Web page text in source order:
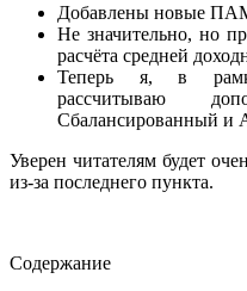
Добавлены новые
Не значительно, но
расчёта средней
Теперь я, в
рассчитываю
Сбалансированный и
Уверен читателям будет
из-за последнего пункта.
Содержание